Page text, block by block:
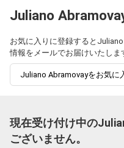
Juliano
お気に入りに登録すると
情報をメールでお届けいたしま
Juliano Abramovayをお気に
現在受け付け中の
ございません。